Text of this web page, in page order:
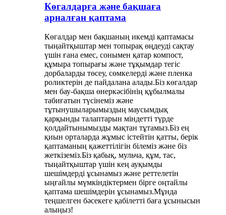
Көгалдарға және бақшаға
арналған қаптама
Көгалдар мен бақшаның икемді қаптамасы
тыңайтқыштар мен топырақ өңдеуді сақтау
үшін ғана емес, сонымен қатар компост,
құмыра топырағы және тұқымдар тегіс
дорбаларды төсеу, сөмкелерді және пленка
роликтерін де пайдалана алады.Біз көгалдар
мен бау-бақша өнеркәсібінің құбылмалы
табиғатын түсінеміз және
тұтынушыларымыздың маусымдық
қарқынды талаптарын міндетті түрде
қолдайтынымызды мақтан тұтамыз.Біз ең
қиын орталарда жұмыс істейтін қатты, берік
қаптаманың қажеттілігін білеміз және біз
жеткіземіз.Біз қабық, мульча, құм, тас,
тыңайтқыштар үшін кең ауқымды
шешімдерді ұсынамыз және реттелетін
ыңғайлы мүмкіндіктермен бірге оңтайлы
қаптама шешімдерін ұсынамыз.Мұнда
теңшелген бәсекеге қабілетті баға ұсынысын
алыңыз!